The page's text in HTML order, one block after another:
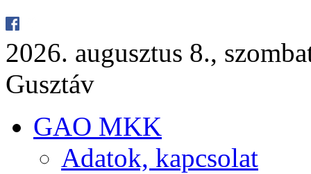
2026. au­gusz­tus 8.,
Gusz­táv
GAO MKK
Ada­tok, kap­cso­lat